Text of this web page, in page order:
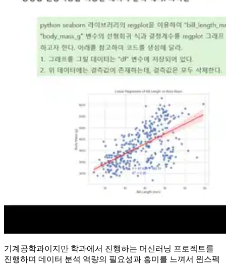
기계공학과이지만 학과에서 진행하는 머신러닝 프로젝트를
진행하며 데이터 분석 역량의 필요성과 흥미를 느껴서 윈스펙